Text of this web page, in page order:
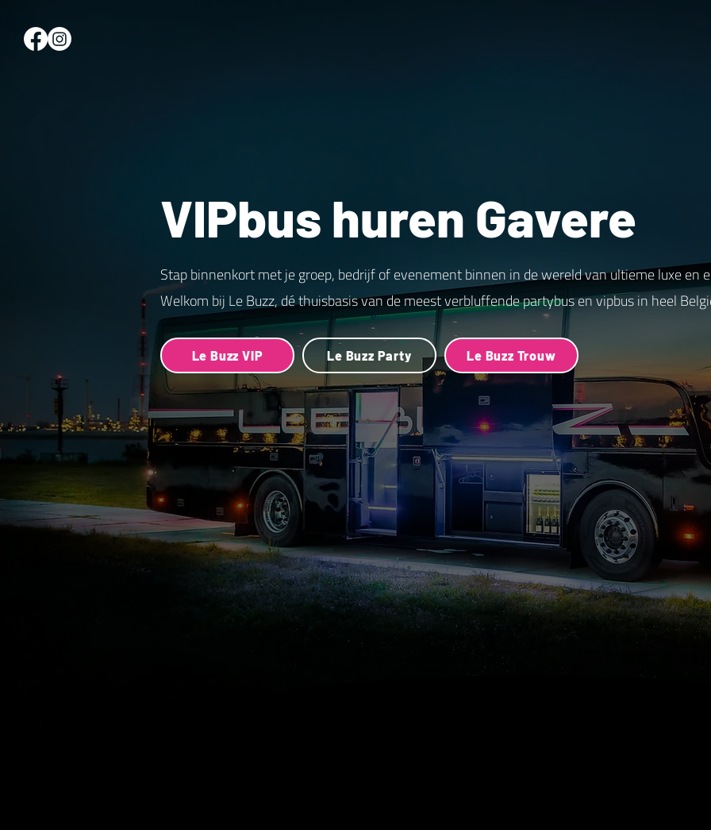
VIPbus huren Gavere
Stap binnenkort met je groep, bedrijf of evenement binnen in de wereld van ultieme luxe en
Welkom bij Le Buzz, dé thuisbasis van de meest verbluffende partybus en vipbus in heel
Le Buzz VIP Le Buzz Party Le Buzz Trouw